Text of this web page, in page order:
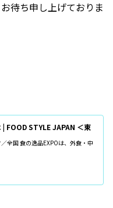
待ち申し上げておりま
| FOOD STYLE JAPAN ＜東
全国 食の逸品EXPOは、外食・中